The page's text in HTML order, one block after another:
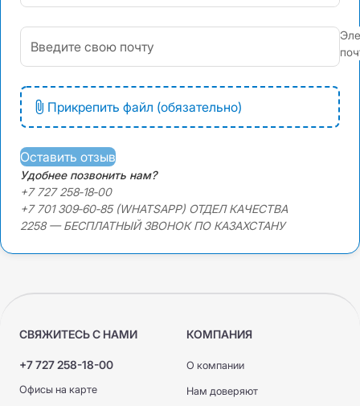
Прикрепить файл (обязательно)
Оставить отзыв
Удобнее позвонить нам?
+7 727 258‑18‑00
+7 701 309‑60‑85 (WHATSAPP) ОТДЕЛ КАЧЕСТВА
2258 — БЕСПЛАТНЫЙ ЗВОНОК ПО КАЗАХСТАНУ
СВЯЖИТЕСЬ С НАМИ
+7 727 258-18-00
Офисы на карте
КОМПАНИЯ
О компании
Нам доверяют